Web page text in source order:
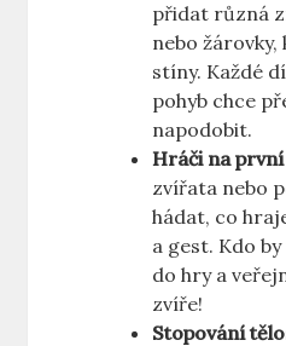
přidat různá
nebo
stíny. Každé‌
pohyb chce⁤
napodobit.
Hráči​ na
zvířata nebo
hádat, co
a gest. Kdo
do hry​ a⁢
zvíře!
Stopování